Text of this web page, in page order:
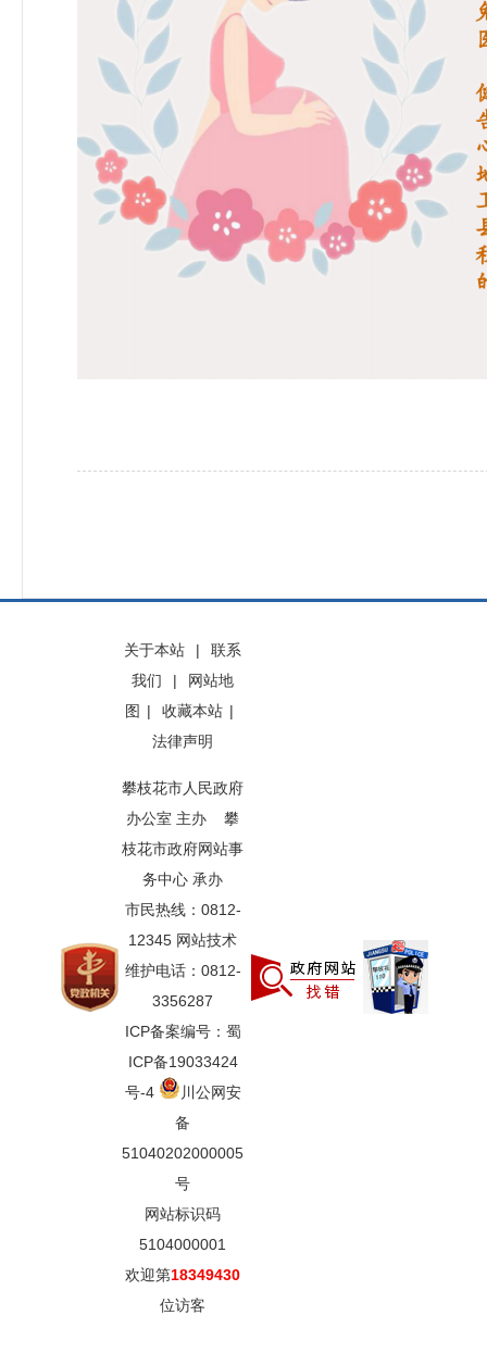
关于本站 |
联系
我们
|
网站地
图 | 收藏本站 |
法律声明
攀枝花市人民政府
办公室 主办 攀
枝花市政府网站事
务中心 承办
市民热线：0812-
12345 网站技术
维护电话：0812-
3356287
ICP备案编号：蜀
ICP备19033424
号-4
川公网安
备
51040202000005
号
网站标识码
5104000001
欢迎第18349430
位访客